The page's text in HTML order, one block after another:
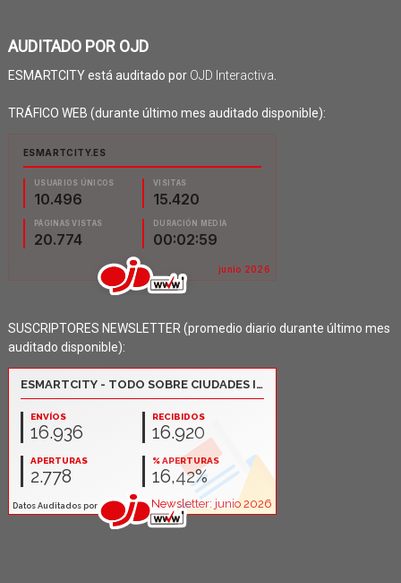
AUDITADO POR OJD
ESMARTCITY está auditado por OJD Interactiva
TRÁFICO WEB (durante último mes auditado disponible):
SUSCRIPTORES NEWSLETTER (promedio diario durante último mes
auditado disponible):